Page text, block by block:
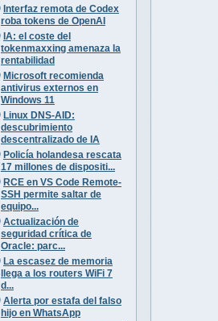
Interfaz remota de Codex
roba tokens de OpenAI
IA: el coste del
tokenmaxxing amenaza la
rentabilidad
Microsoft recomienda
antivirus externos en
Windows 11
Linux DNS-AID:
descubrimiento
descentralizado de IA
Policía holandesa rescata
17 millones de dispositi...
RCE en VS Code Remote-
SSH permite saltar de
equipo...
Actualización de
seguridad crítica de
Oracle: parc...
La escasez de memoria
llega a los routers WiFi 7
d...
Alerta por estafa del falso
hijo en WhatsApp